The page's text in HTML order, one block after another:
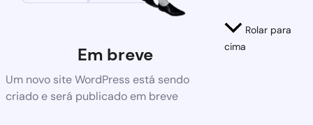
Em breve
Um novo site WordPress está sendo
criado e será publicado em breve
Rolar para
cima